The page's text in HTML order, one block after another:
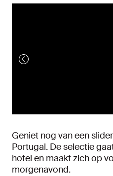
Geniet nog van een
Portugal. De selectie
hotel en maakt zich op
morgenavond.